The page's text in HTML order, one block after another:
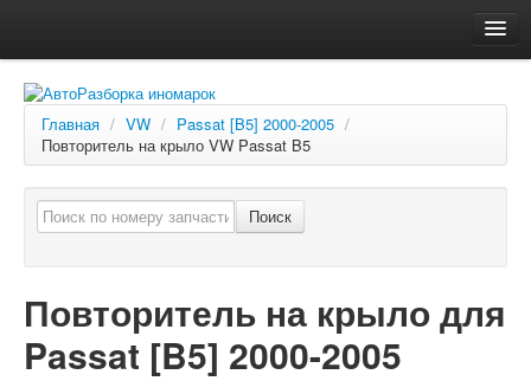
Автосервис
О компании
Как купить
Главная / VW / Passat [B5] 2000-2005 /
Повторитель на крыло VW Passat B5
Поиск
Повторитель на крыло для
Passat [B5] 2000-2005